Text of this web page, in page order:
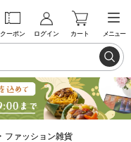
クーポン ログイン カート メニュー
ファッション雑貨